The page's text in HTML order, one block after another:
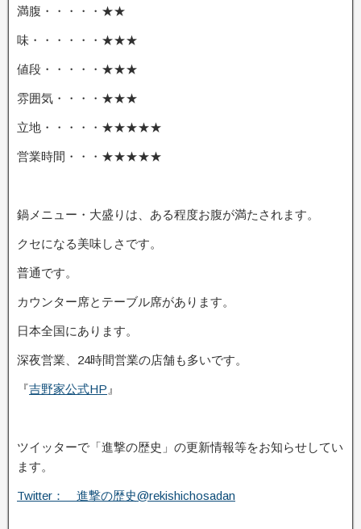
満腹・・・・・★★
味・・・・・・★★★
値段・・・・・★★★
雰囲気・・・・★★★
立地・・・・・★★★★★
営業時間・・・★★★★★
鍋メニュー・大盛りは、ある程度お腹が満たされます。
クセになる美味しさです。
普通です。
カウンター席とテーブル席があります。
日本全国にあります。
深夜営業、24時間営業の店舗も多いです。
『吉野家公式HP 』
ツイッターで「進撃の歴史」の更新情報等をお知らせしてい
ます。
Twitter： 進撃の歴史@rekishichosadan